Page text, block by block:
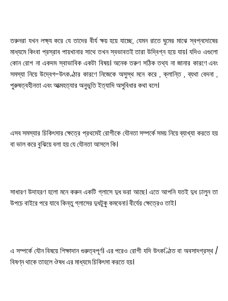
তরুনরা যখন লক্ষ্য করে যে তাদের বীর্য ক্ষয় হয়ে যাচ্ছে, যেমন রাতে ঘুমের মাঝে স্বপ্নদোষের
মাধ্যমে কিংবা প্রস্রাব পায়খানার সাথে তখন স্বভাবতই তারা উদ্বিগ্ন হয়ে যায়। যদিও এগুলো
কোন রোগ না একদম স্বাভাবিক একটা বিষয়। অনেক তরুণ সঠিক তথ্য না জানার কারণে এবং
সমস্যা নিয়ে উদ্বেগ-উৎকণ্ঠার কারণে নিজেকে অসুস্থ মনে করে , ক্লান্তি , ব্যথা বেদনা ,
পুরুষত্বহীনতা এবং আত্মহত্যার অনুভূতি ইত্যাদি অসুবিধার কথা বলে।
এসব সমস্যার চিকিৎসার ক্ষেত্রে প্রথমেই রোগীকে যৌনতা সম্পর্কে সময় নিয়ে ব্যাখ্যা করতে হয়
বা ভাল করে বুঝিয়ে বলা হয় যে যৌনতা আসলে কি।
সাধারণ উদাহরণ হলো মনে করুন একটি গ্লাসে দুধ ভরা আছে। এতে আপনি যতই দুধ ঢালুন তা
উপচে বাইরে পরে যাবে কিন্তু গ্লাসের দুধটুকু কমবেনা। বীর্যের ক্ষেত্রেও তাই।
এ সম্পর্কে যৌন বিষয়ে শিক্ষাদান গুরুত্বপূর্ণ। এর পরেও রোগী যদি উৎকণ্ঠিত বা অবসাদগ্রস্থ /
বিষণ্ন থাকে তাহলে ঔষধ এর মাধ্যমে চিকিৎসা করতে হয়।